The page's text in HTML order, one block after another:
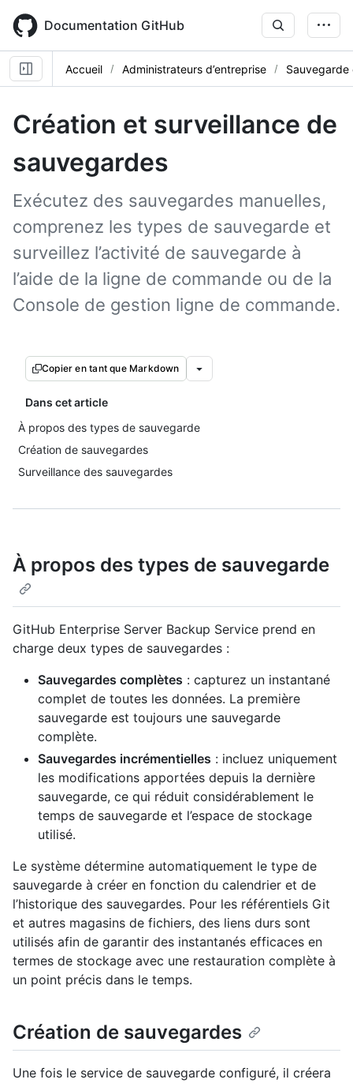
main
content
Documentation GitHub
Accueil Administrateurs d’entreprise Sauvegarde
Création et surveillance de
sauvegardes
Exécutez des sauvegardes manuelles,
comprenez les types de sauvegarde et
surveillez l’activité de sauvegarde à
l’aide de la ligne de commande ou de la
Console de gestion ligne de commande.
Copier en tant que Markdown
Dans cet article
À propos des types de sauvegarde
Création de sauvegardes
Surveillance des sauvegardes
À propos des types de sauvegarde
GitHub Enterprise Server Backup Service prend en
charge deux types de sauvegardes :
Sauvegardes complètes : capturez un instantané
complet de toutes les données. La première
sauvegarde est toujours une sauvegarde
complète.
Sauvegardes incrémentielles : incluez uniquement
les modifications apportées depuis la dernière
sauvegarde, ce qui réduit considérablement le
temps de sauvegarde et l’espace de stockage
utilisé.
Le système détermine automatiquement le type de
sauvegarde à créer en fonction du calendrier et de
l’historique des sauvegardes. Pour les référentiels Git
et autres magasins de fichiers, des liens durs sont
utilisés afin de garantir des instantanés efficaces en
termes de stockage avec une restauration complète à
un point précis dans le temps.
Création de sauvegardes
Une fois le service de sauvegarde configuré, il créera